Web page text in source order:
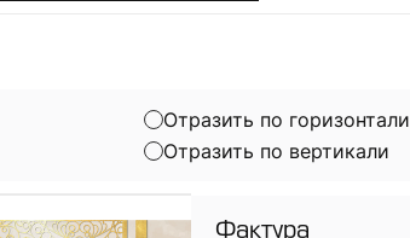
Отразить по горизонтали
Отразить по вертикали
Фактура